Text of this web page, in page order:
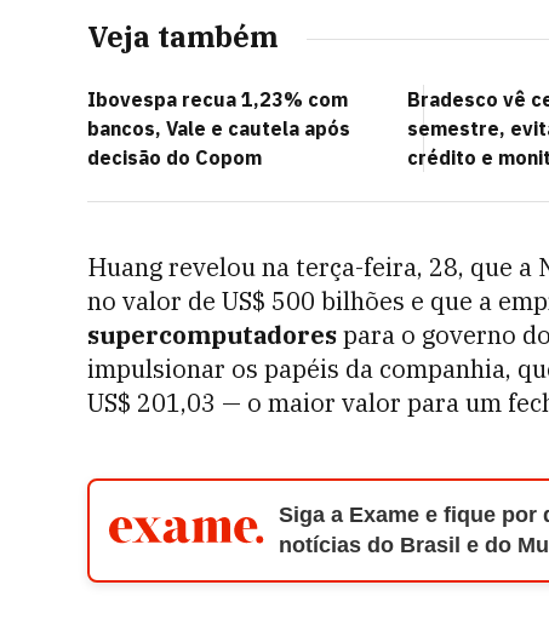
Veja também
Ibovespa recua 1,23% com
bancos, Vale e cautela após
decisão do Copom
Bradesco vê
semestre,
crédito e
Huang revelou na terça-feira, 28, que a
no valor de US$ 500 bilhões e que a
supercomputadorespara o governo
impulsionar os papéis da companhia,
US$ 201,03 — o maior valor para um
Siga a Exame e fique por
notícias do Brasil e do